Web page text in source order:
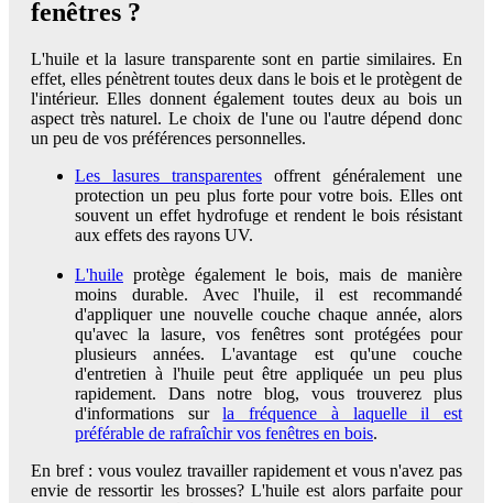
fenêtres ?
L'huile et la lasure transparente sont en partie similaires. En
effet, elles pénètrent toutes deux dans le bois et le protègent de
l'intérieur. Elles donnent également toutes deux au bois un
aspect très naturel. Le choix de l'une ou l'autre dépend donc
un peu de vos préférences personnelles.
Les lasures transparentes offrent généralement une
protection un peu plus forte pour votre bois. Elles ont
souvent un effet hydrofuge et rendent le bois résistant
aux effets des rayons UV.
L'huile protège également le bois, mais de manière
moins durable. Avec l'huile, il est recommandé
d'appliquer une nouvelle couche chaque année, alors
qu'avec la lasure, vos fenêtres sont protégées pour
plusieurs années. L'avantage est qu'une couche
d'entretien à l'huile peut être appliquée un peu plus
rapidement. Dans notre blog, vous trouverez plus
d'informations surla fréquence à laquelle il est
préférable de rafraîchir vos fenêtres en bois.
En bref : vous voulez travailler rapidement et vous n'avez pas
envie de ressortir les brosses? L'huile est alors parfaite pour